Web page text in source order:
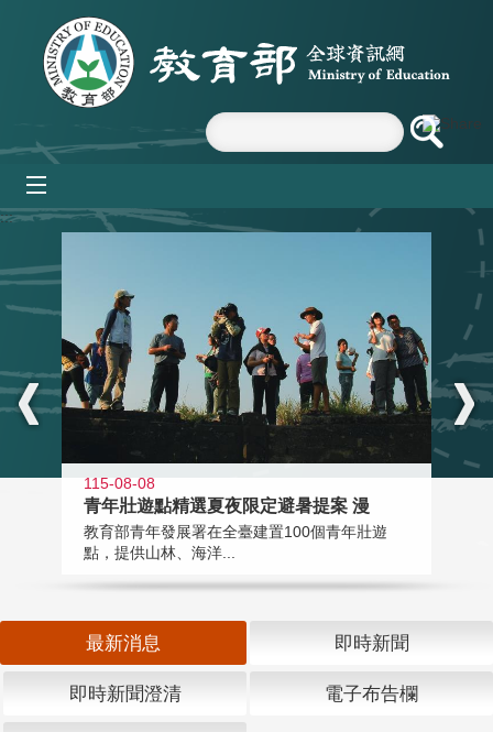
跳到主要內容區塊
:::
115-08-08
青年壯遊點精選夏夜限定避暑提案 漫
教育部青年發展署在全臺建置100個青年壯遊
點，提供山林、海洋...
最新消息 即時新聞
即時新聞澄清 電子布告欄